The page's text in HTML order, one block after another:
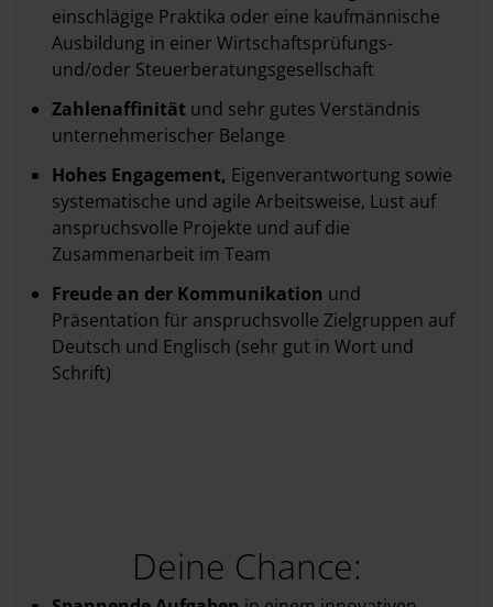
einschlägige Praktika oder eine kaufmännische
Ausbildung in einer Wirtschaftsprüfungs-
und/oder Steuerberatungsgesellschaft
Zahlenaffinität und sehr gutes Verständnis
unternehmerischer Belange
Hohes Engagement, Eigenverantwortung sowie
systematische und agile Arbeitsweise, Lust auf
anspruchsvolle Projekte und auf die
Zusammenarbeit im Team
Freude an der Kommunikation und
Präsentation für anspruchsvolle Zielgruppen auf
Deutsch und Englisch (sehr gut in Wort und
Schrift)
Deine Chance: